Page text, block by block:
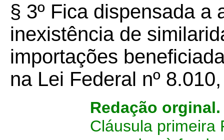
§ 3º Fica dispensada a
inexistência de
importações
na Lei Federal nº
Redação orginal.
Cláusula primeira